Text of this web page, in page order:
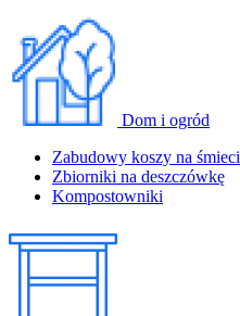
Dom i ogród
Zabudowy koszy na śmieci
Zbiorniki na deszczówkę
Kompostowniki